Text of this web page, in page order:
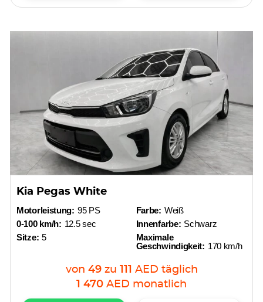
Kia Pegas White
Motorleistung: 95 PS
0-100 km/h: 12.5 sec
Sitze: 5
Farbe: Weiß
Innenfarbe: Schwarz
Maximale
Geschwindigkeit: 170 km/h
von 49 zu 111 AED täglich
1 470 AED monatlich